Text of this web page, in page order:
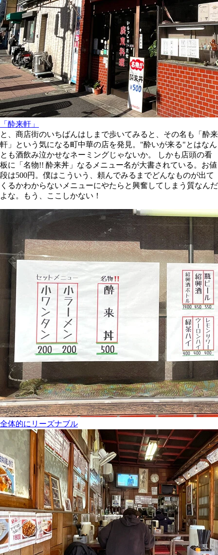
「酔来軒」
と、商店街のいちばんはしまで歩いてみると、その名も「酔来
軒」という気になる町中華の店を発見。"酔いが来る"とはなん
とも酒飲み泣かせなネーミングじゃないか。 しかも店頭の看
板に「名物!! 酔来丼」なるメニュー名が大書されている。お値
段は500円。僕はこういう、頼んでみるまでどんなものが出て
くるかわからないメニューにやたらと興奮してしまう質なんだ
よな。もう、ここしかない！
全体的にリーズナブル